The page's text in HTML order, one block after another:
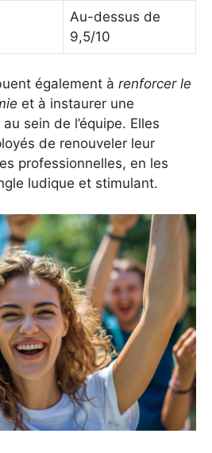
Au-dessus de
9,5/10
également à renforcer le
et à instaurer une
sein de l’équipe. Elles
de renouveler leur
professionnelles, en les
ludique et stimulant.